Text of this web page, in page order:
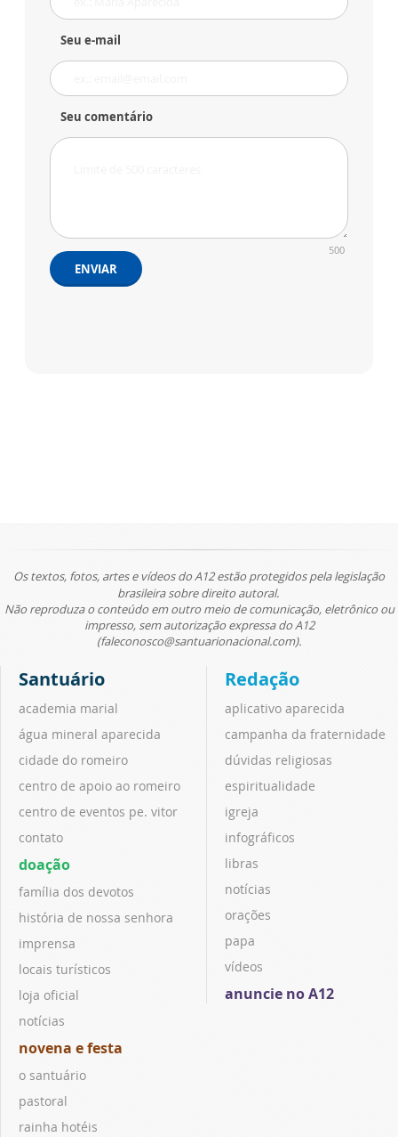
Seu e-mail
Seu comentário
500
ENVIAR
Os textos, fotos, artes e vídeos do A12 estão protegidos pela legislação
brasileira sobre direito autoral.
Não reproduza o conteúdo em outro meio de comunicação, eletrônico ou
impresso, sem autorização expressa do A12
(faleconosco@santuarionacional.com).
Santuário
academia marial
água mineral aparecida
cidade do romeiro
centro de apoio ao romeiro
centro de eventos pe. vitor
contato
doação
família dos devotos
história de nossa senhora
imprensa
locais turísticos
loja oficial
notícias
novena e festa
o santuário
pastoral
rainha hotéis
Redação
aplicativo aparecida
campanha da fraternidade
dúvidas religiosas
espiritualidade
igreja
infográficos
libras
notícias
orações
papa
vídeos
anuncie no A12